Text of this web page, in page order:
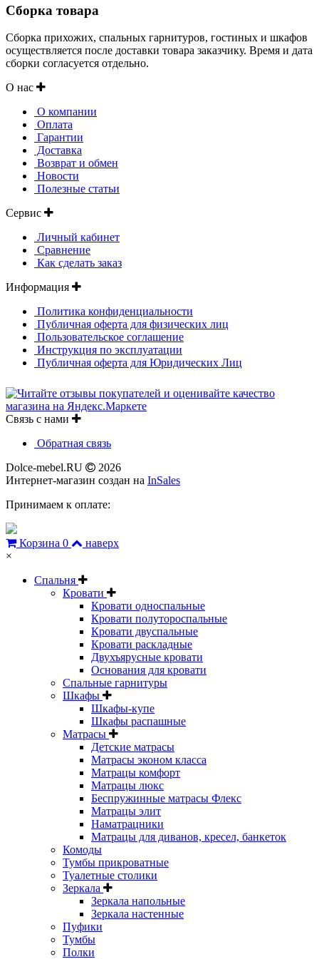
Сборка товара
Сборка прихожих, спальных гарнитуров, гостиных и шкафов
осуществляется после доставки товара заказчику. Время и дата
сборки согласуется отдельно.
О нас
О компании
Оплата
Гарантии
Доставка
Возврат и обмен
Новости
Полезные статьи
Сервис
Личный кабинет
Сравнение
Как сделать заказ
Информация
Политика конфиденциальности
Публичная оферта для физических лиц
Пользовательское соглашение
Инструкция по эксплуатации
Публичная оферта для Юридических Лиц
Связь с нами
Обратная связь
Dolce-mebel.RU
2026
Интернет-магазин создан на InSales
Принимаем к оплате:
Корзина 0
наверх
×
Спальня
Кровати
Кровати односпальные
Кровати полутороспальные
Кровати двуспальные
Кровати раскладные
Двухъярусные кровати
Основания для кровати
Спальные гарнитуры
Шкафы
Шкафы-купе
Шкафы распашные
Матрасы
Детские матрасы
Матрасы эконом класса
Матрацы комфорт
Матрацы люкс
Беспружинные матрасы Флекс
Матрацы элит
Наматрацники
Матрацы для диванов, кресел, банкеток
Комоды
Тумбы прикроватные
Туалетные столики
Зеркала
Зеркала напольные
Зеркала настенные
Пуфики
Тумбы
Полки